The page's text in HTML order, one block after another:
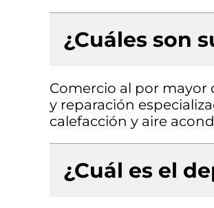
¿Cuáles son
Comercio al por
y reparación
calefacción y aire
¿Cuál es el